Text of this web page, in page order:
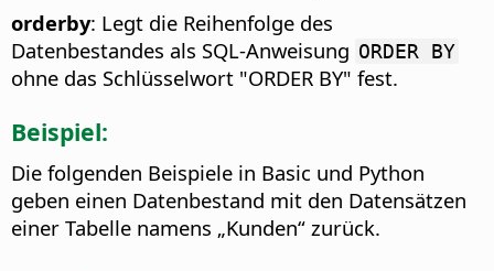
orderby: Legt die Reihenfolge des
Datenbestandes als SQL-Anweisung ORDER BY
ohne das Schlüsselwort "ORDER BY" fest.
Beispiel:
Die folgenden Beispiele in Basic und Python
geben einen Datenbestand mit den Datensätzen
einer Tabelle namens „Kunden“ zurück.